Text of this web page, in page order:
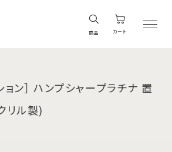
商品 カート
ョン］ ハンプシャープラチナ 置
リル製)